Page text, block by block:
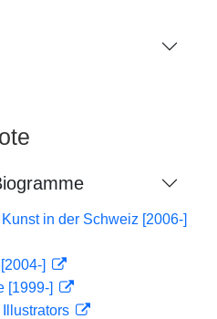
in der Schweiz [2006-]
]
[1999-]